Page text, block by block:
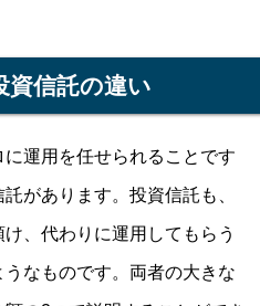
信託の違い
運用を任せられることです
託があります。投資信託も、
、代わりに運用してもらう
なものです。 両者の大きな